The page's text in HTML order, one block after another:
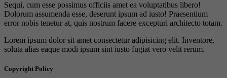
Sequi, cum esse possimus officiis amet ea voluptatibus libero!
Dolorum assumenda esse, deserunt ipsum ad iusto! Praesentium
error nobis tenetur at, quis nostrum facere excepturi architecto totam.
Lorem ipsum dolor sit amet consectetur adipisicing elit. Inventore,
soluta alias eaque modi ipsum sint iusto fugiat vero velit rerum.
Copyright Policy